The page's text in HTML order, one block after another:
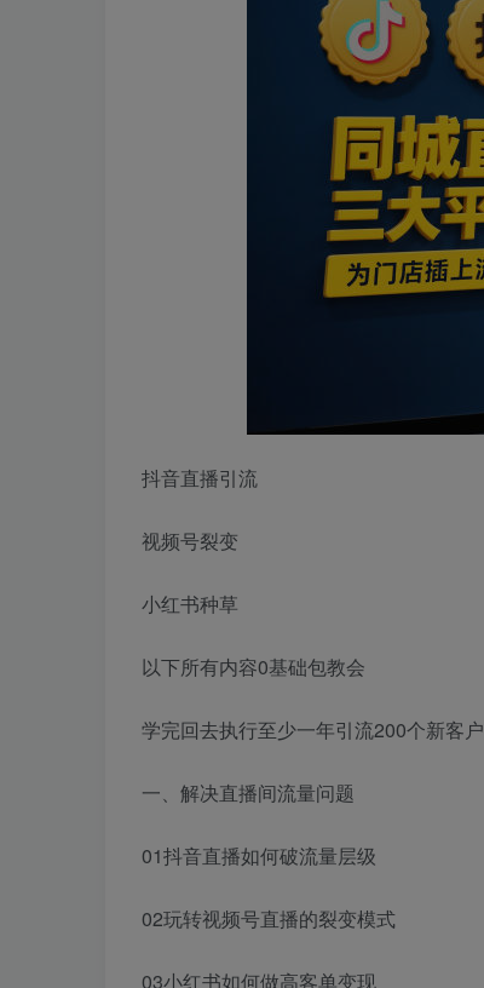
抖音直播引流
视频号裂变
小红书种草
以下所有内容0基础包教会
学完回去执行至少一年引流200个新客户
一、解决直播间流量问题
01抖音直播如何破流量层级
02玩转视频号直播的裂变模式
03小红书如何做高客单变现